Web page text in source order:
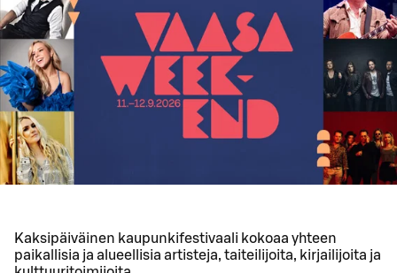
Kaksipäiväinen kaupunkifestivaali kokoaa yhteen
paikallisia ja alueellisia artisteja, taiteilijoita, kirjailijoita ja